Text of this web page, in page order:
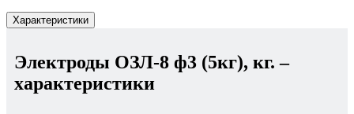
Характеристики
Электроды ОЗЛ-8 ф3 (5кг), кг. –
характеристики